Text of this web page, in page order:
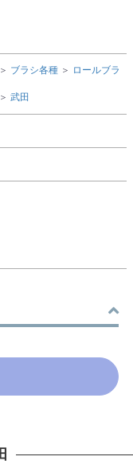
＞ ブラシ各種 ＞ ロールブラ
＞ 武田